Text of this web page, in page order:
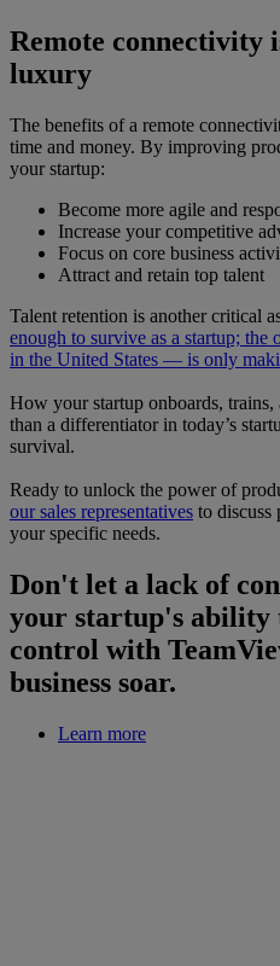
Remote connectivity
luxury
The benefits of a remote
time and money. By improving
your startup:
Become more agile and
Increase your competitive
Focus on core business
Attract and retain top talent
Talent retention is another critical
enough to survive as a startup;
in the United States — is only
How your startup onboards, trains,
than a differentiator in today’s
survival.
Ready to unlock the power of
our sales representatives to discuss
your specific needs.
Don't let a lack of
your startup's ability
control with
business soar.
Learn more